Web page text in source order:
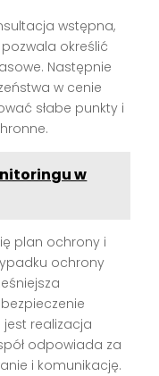
wstępna,
pozwala określić
Następnie
w cenie
słabe punkty i
w
plan ochrony i
ochrony
realizacja
odpowiada za
i komunikację.